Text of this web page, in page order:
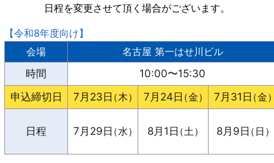
日程を変更させて頂く場合がございます。
【令和8年度向け】
会場
名古屋 第一はせ川ビル
時間
10:00〜15:30
申込締切日
7月23日（木） 7月24日（金） 7月31日（金
日程 7月29日（水） 8月1日（土） 8月9日（日）